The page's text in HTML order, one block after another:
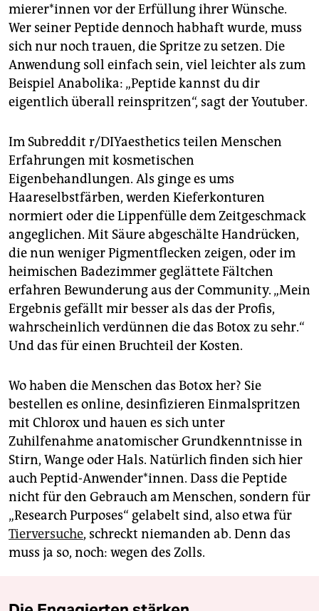
mie­re­r*in­nen vor der Erfüllung ihrer Wünsche.
Wer seiner Peptide dennoch habhaft wurde, muss
sich nur noch trauen, die Spritze zu setzen. Die
Anwendung soll einfach sein, viel leichter als zum
Beispiel Anabolika: „Peptide kannst du dir
eigentlich überall reinspritzen“, sagt der Youtuber.
Im Subreddit r/DIYaesthetics teilen Menschen
Erfahrungen mit kosmetischen
Eigenbehandlungen. Als ginge es ums
Haareselbstfärben, werden Kieferkonturen
normiert oder die Lippenfülle dem Zeitgeschmack
angeglichen. Mit Säure abgeschälte Handrücken,
die nun weniger Pigmentflecken zeigen, oder im
heimischen Badezimmer geglättete Fältchen
erfahren Bewunderung aus der Community. „Mein
Ergebnis gefällt mir besser als das der Profis,
wahrscheinlich verdünnen die das Botox zu sehr.“
Und das für einen Bruchteil der Kosten.
Wo haben die Menschen das Botox her? Sie
bestellen es online, desinfizieren Einmalspritzen
mit Chlorox und hauen es sich unter
Zuhilfenahme anatomischer Grundkenntnisse in
Stirn, Wange oder Hals. Natürlich finden sich hier
auch Peptid-Anwender*innen. Dass die Peptide
nicht für den Gebrauch am Menschen, sondern für
„Research Purposes“ gelabelt sind, also etwa für
Tierversuche, schreckt niemanden ab. Denn das
muss ja so, noch: wegen des Zolls.